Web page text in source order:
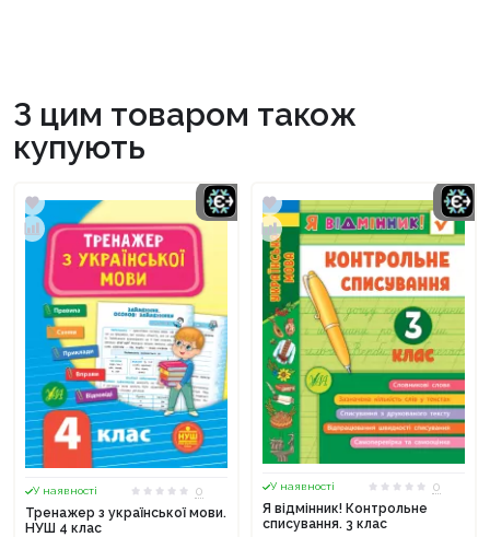
З цим товаром також
купують
У наявності
0
Тренажер з української мови.
НУШ 4 клас
У наявності
0
Я відмінник! Контрольне
списування. 3 клас